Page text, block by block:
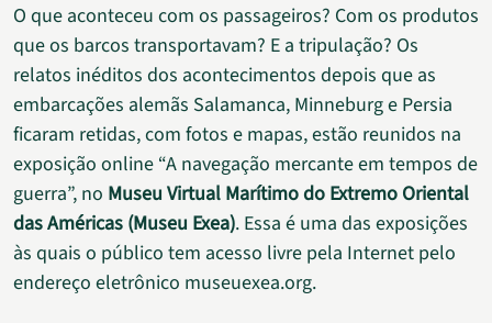
O que aconteceu com os passageiros? Com os produtos
que os barcos transportavam? E a tripulação? Os
relatos inéditos dos acontecimentos depois que as
embarcações alemãs Salamanca, Minneburg e Persia
ficaram retidas, com fotos e mapas, estão reunidos na
exposição online “A navegação mercante em tempos de
guerra”, no Museu Virtual Marítimo do Extremo Oriental
das Américas (Museu Exea). Essa é uma das exposições
às quais o público tem acesso livre pela Internet pelo
endereço eletrônico museuexea.org.